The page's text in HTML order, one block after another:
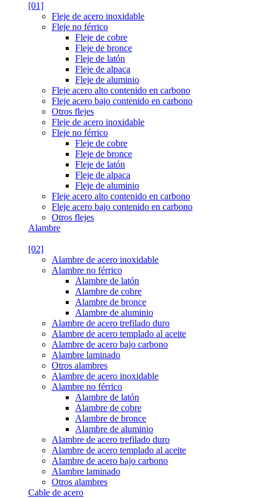
[01]
Fleje de acero inoxidable
Fleje no férrico
Fleje de cobre
Fleje de bronce
Fleje de latón
Fleje de alpaca
Fleje de aluminio
Fleje acero alto contenido en carbono
Fleje acero bajo contenido en carbono
Otros flejes
Fleje de acero inoxidable
Fleje no férrico
Fleje de cobre
Fleje de bronce
Fleje de latón
Fleje de alpaca
Fleje de aluminio
Fleje acero alto contenido en carbono
Fleje acero bajo contenido en carbono
Otros flejes
Alambre
[02]
Alambre de acero inoxidable
Alambre no férrico
Alambre de latón
Alambre de cobre
Alambre de bronce
Alambre de aluminio
Alambre de acero trefilado duro
Alambre de acero templado al aceite
Alambre de acero bajo carbono
Alambre laminado
Otros alambres
Alambre de acero inoxidable
Alambre no férrico
Alambre de latón
Alambre de cobre
Alambre de bronce
Alambre de aluminio
Alambre de acero trefilado duro
Alambre de acero templado al aceite
Alambre de acero bajo carbono
Alambre laminado
Otros alambres
Cable de acero